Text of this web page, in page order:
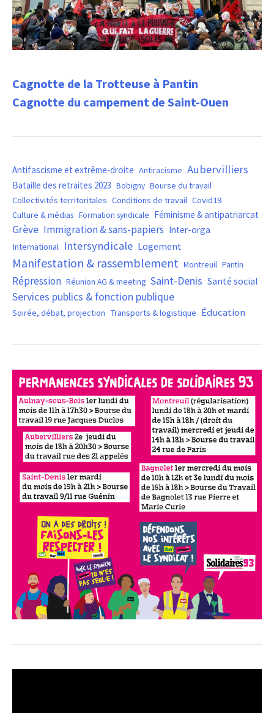
Cagnotte de la Trotteuse à Pantin
Cagnotte du campement de Saint-Ouen
Antifascisme et extrême-droite Antiracisme Aubervilliers
Bataille des retraites 2023 Bobigny Bourse du travail
Collectivités territoritales Conditions de travail Covid19
Culture & médias Formation syndicale Féminisme & antipatriarcat
Grève Immigration & sans-papiers Inter-orga
International Intersyndicale Logement
Manifestation & rassemblement Montreuil Pantin
Répression Réunion AG & meeting Saint-Denis Santé social
Services publics & fonction publique
Soirée, débat, projection Transports & logistique Éducation